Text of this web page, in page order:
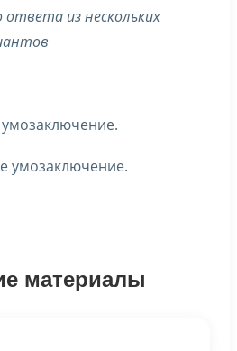
ответа из нескольких
умозаключение.
материалы